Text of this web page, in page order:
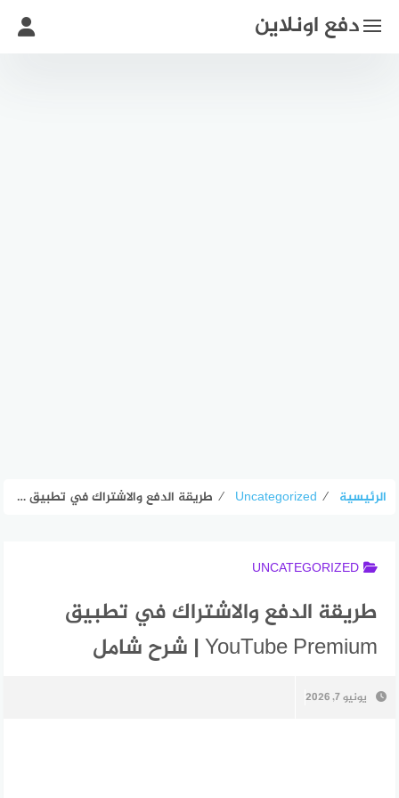
دفع اونلاين
الرئيسية ⁄
Uncategorized
⁄ طريقة الدفع والاشتراك في تطبيق YouTube Premium | شرح شامل
UNCATEGORIZED
طريقة الدفع والاشتراك في تطبيق
YouTube Premium | شرح شامل
يونيو 7, 2026